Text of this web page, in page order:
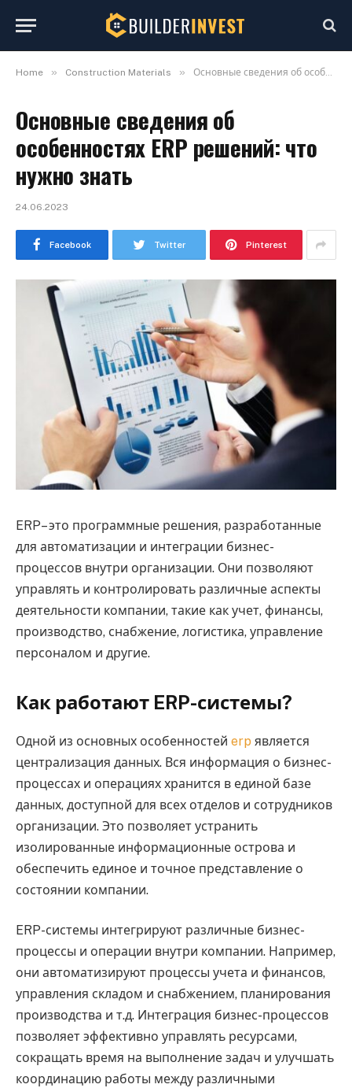
Home » Construction Materials » Основные сведения об особенностях ERP решений: что нужно знать
Основные сведения об
особенностях ERP решений: что
нужно знать
24.06.2023
Facebook Twitter Pinterest
ERP– это программные решения, разработанные
для автоматизации и интеграции бизнес-
процессов внутри организации. Они позволяют
управлять и контролировать различные аспекты
деятельности компании, такие как учет, финансы,
производство, снабжение, логистика, управление
персоналом и другие.
Как работают ERP-системы?
Одной из основных особенностей erp является
централизация данных. Вся информация о бизнес-
процессах и операциях хранится в единой базе
данных, доступной для всех отделов и сотрудников
организации. Это позволяет устранить
изолированные информационные острова и
обеспечить единое и точное представление о
состоянии компании.
ERP-системы интегрируют различные бизнес-
процессы и операции внутри компании. Например,
они автоматизируют процессы учета и финансов,
управления складом и снабжением, планирования
производства и т.д. Интеграция бизнес-процессов
позволяет эффективно управлять ресурсами,
сокращать время на выполнение задач и улучшать
координацию работы между различными